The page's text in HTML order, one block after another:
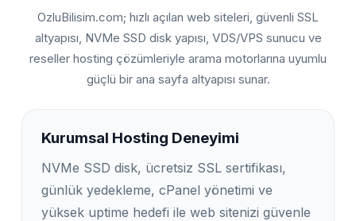
OzluBilisim.com; hızlı açılan web siteleri, güvenli SSL
altyapısı, NVMe SSD disk yapısı, VDS/VPS sunucu ve
reseller hosting çözümleriyle arama motorlarına uyumlu
güçlü bir ana sayfa altyapısı sunar.
Kurumsal Hosting Deneyimi
NVMe SSD disk, ücretsiz SSL sertifikası,
günlük yedekleme, cPanel yönetimi ve
yüksek uptime hedefi ile web sitenizi güvenle